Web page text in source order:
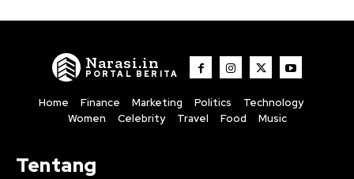
Narasi.in
PORTAL BERITA
Home Finance Marketing Politics
Technology
Women
Celebrity Travel Food Music
Tentang